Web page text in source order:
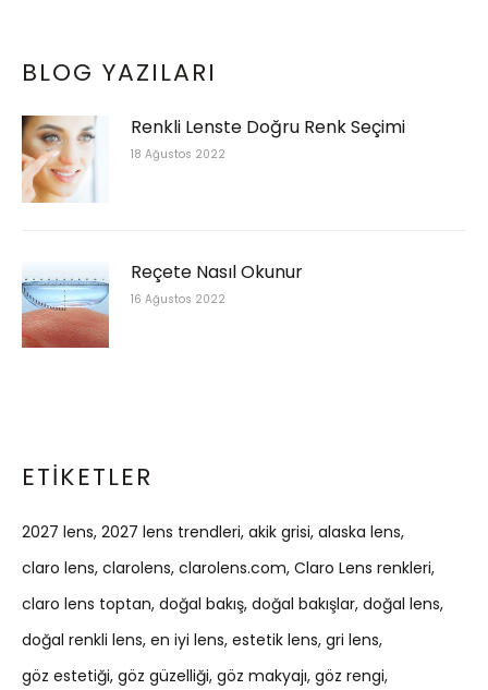
BLOG YAZILARI
Renkli Lenste Doğru Renk Seçimi
18 Ağustos 2022
Reçete Nasıl Okunur
16 Ağustos 2022
ETIKETLER
2027 lens 2027 lens trendleri akik grisi alaska lens
claro lens clarolens clarolens.com Claro Lens renkleri
claro lens toptan doğal bakış doğal bakışlar doğal lens
doğal renkli lens en iyi lens estetik lens gri lens
göz estetiği göz güzelliği göz makyajı göz rengi